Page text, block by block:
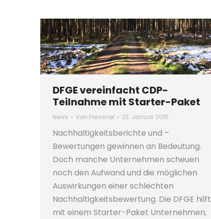
DFGE vereinfacht CDP-
Teilnahme mit Starter-Paket
News Von Fleissner 23. Januar 2015
Nachhaltigkeitsberichte und –
Bewertungen gewinnen an Bedeutung.
Doch manche Unternehmen scheuen
noch den Aufwand und die möglichen
Auswirkungen einer schlechten
Nachhaltigkeitsbewertung. Die DFGE hilft
mit einem Starter-Paket Unternehmen,